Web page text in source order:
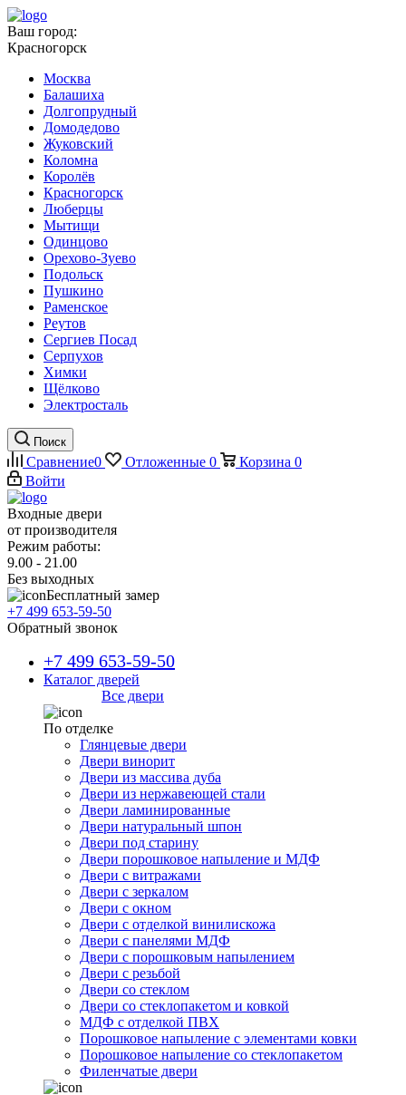
Ваш город:
Красногорск
Москва
Балашиха
Долгопрудный
Домодедово
Жуковский
Коломна
Королёв
Красногорск
Люберцы
Мытищи
Одинцово
Орехово-Зуево
Подольск
Пушкино
Раменское
Реутов
Сергиев Посад
Серпухов
Химки
Щёлково
Электросталь
Поиск
Сравнение0 Отложенные 0 Корзина 0
Войти
Входные двери
от производителя
Режим работы:
9.00 - 21.00
Без выходных
Бесплатный замер
+7 499 653-59-50
Обратный звонок
+7 499 653-59-50
Каталог дверей
Все двери
По отделке
Глянцевые двери
Двери винорит
Двери из массива дуба
Двери из нержавеющей стали
Двери ламинированные
Двери натуральный шпон
Двери под старину
Двери порошковое напыление и МДФ
Двери с витражами
Двери с зеркалом
Двери с окном
Двери с отделкой винилискожа
Двери с панелями МДФ
Двери с порошковым напылением
Двери с резьбой
Двери со стеклом
Двери со стеклопакетом и ковкой
МДФ с отделкой ПВХ
Порошковое напыление с элементами ковки
Порошковое напыление со стеклопакетом
Филенчатые двери